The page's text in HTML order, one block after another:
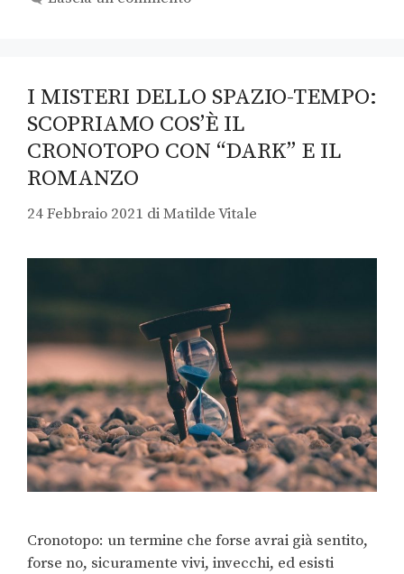
I MISTERI DELLO SPAZIO-TEMPO:
SCOPRIAMO COS’È IL
CRONOTOPO CON “DARK” E IL
ROMANZO
24 Febbraio 2021 diMatilde Vitale
Cronotopo: un termine che forse avrai già sentito,
forse no, sicuramente vivi, invecchi, ed esisti